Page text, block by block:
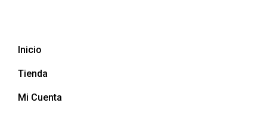
Inicio
Tienda
Mi Cuenta